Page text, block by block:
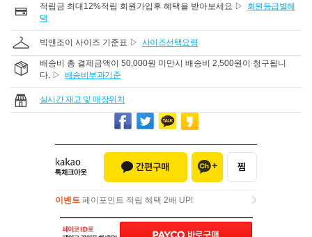
적립금 최대12%적립 회원가입후 혜택을 받아보세요 ▷
회원등급별혜
택
빅앤조이 사이즈 기준표 ▷ 사이즈선택요령
배송비 총 결제금액이 50,000원 미만시 배송비 2,500원이 청구됩니
다. ▷ 배송비부과기준
실시간 재고 및 매장위치
이벤트 페이포인트 적립 혜택 2배 UP!
이벤트페이포인트 적립 혜택 2배 UP!